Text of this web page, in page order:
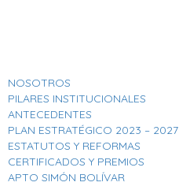
NOSOTROS
PILARES INSTITUCIONALES
ANTECEDENTES
PLAN ESTRATÉGICO 2023 – 2027
ESTATUTOS Y REFORMAS
CERTIFICADOS Y PREMIOS
APTO SIMÓN BOLÍVAR